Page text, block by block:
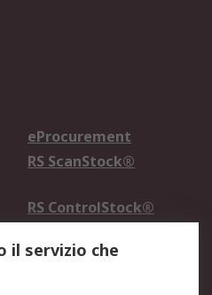
eProcurement
RS ScanStock®
RS ControlStock®
il servizio che